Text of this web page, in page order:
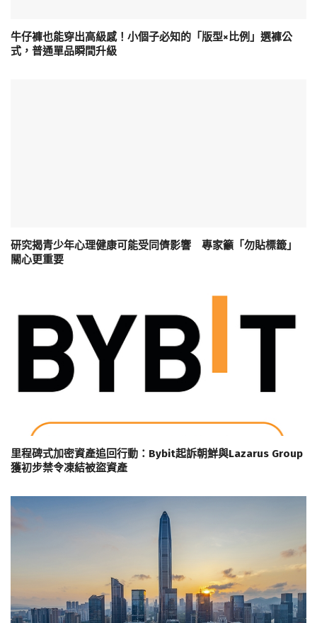
牛仔褲也能穿出高級感！小個子必知的「版型×比例」選褲公
式，普通單品瞬間升級
研究揭青少年心理健康可能受同儕影響 專家籲「勿貼標籤」
關心更重要
里程碑式加密資產追回行動：Bybit起訴朝鮮與Lazarus Group
獲初步禁令凍結被盜資產